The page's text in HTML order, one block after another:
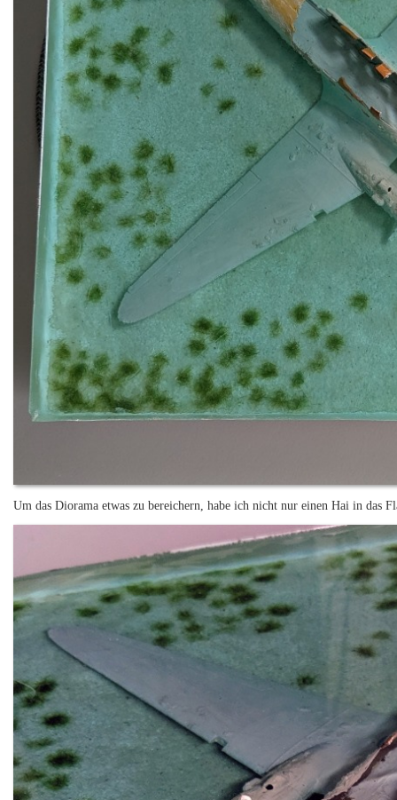
Um das Diorama etwas zu bereichern, habe ich nicht nur einen Hai in das